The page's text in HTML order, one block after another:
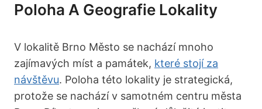
Poloha A Geografie Lokality
V lokalitě Brno Město ⁢se nachází ‍mnoho
zajímavých míst a⁣ památek, které stojí za
návštěvu. Poloha‍ této ‌lokality je strategická,
protože se nachází v‍ samotném centru města